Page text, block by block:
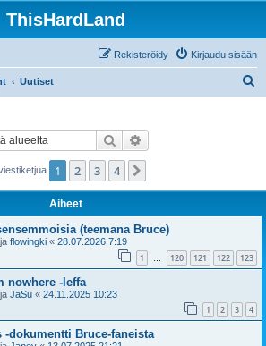
ThisHardLand
Kirjaudu sisään
Rekisteröidy
Uutiset
Etsi
1 2 3 4
Aiheet
(teemana Bruce)
flowingki « 28.07.2026 7:19
1 … 120 121 122 123
nowhere -leffa
JaSu « 24.11.2025 10:23
1 2 3 4
-dokumentti Bruce-faneista